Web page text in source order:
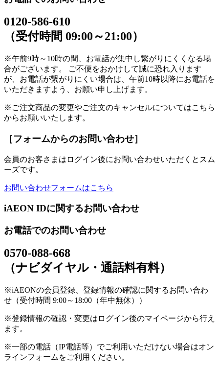
0120-586-610
（受付時間 09:00～21:00）
※午前9時～10時の間、お電話が集中し繋がりにくくなる場
合がございます。 ご不便をおかけして誠に恐れ入ります
が、お電話が繋がりにくい場合は、午前10時以降にお電話を
いただきますよう、お願い申し上げます。
※ご注文商品の変更やご注文のキャンセルについてはこちら
からお願いいたします。
［フォームからのお問い合わせ］
会員のお客さまはログイン後にお問い合わせいただくとスム
ーズです。
お問い合わせフォームはこちら
iAEON IDに関するお問い合わせ
お電話でのお問い合わせ
0570-088-668
（ナビダイヤル・通話料有料）
※iAEONの会員登録、登録情報の確認に関するお問い合わ
せ（受付時間 9:00～18:00（年中無休））
※登録情報の確認・変更はログイン後のマイページから行え
ます。
※一部の電話（IP電話等）でご利用いただけない場合はオン
ラインフォームをご利用ください。